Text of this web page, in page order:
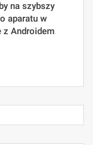
na szybszy
aparatu w
z Androidem